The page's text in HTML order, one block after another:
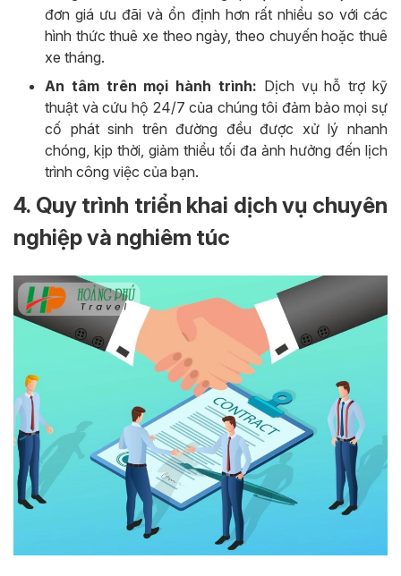
đơn giá ưu đãi và ổn định hơn rất nhiều so với các
hình thức thuê xe theo ngày, theo chuyến hoặc thuê
xe tháng.
An tâm trên mọi hành trình: Dịch vụ hỗ trợ kỹ
thuật và cứu hộ 24/7 của chúng tôi đảm bảo mọi sự
cố phát sinh trên đường đều được xử lý nhanh
chóng, kịp thời, giảm thiểu tối đa ảnh hưởng đến lịch
trình công việc của bạn.
4. Quy trình triển khai dịch vụ chuyên
nghiệp và nghiêm túc